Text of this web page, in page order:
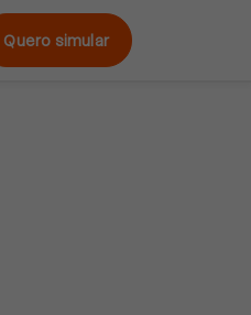
Quero simular